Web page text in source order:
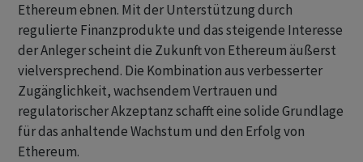
Ethereum ebnen. Mit der Unterstützung durch
regulierte Finanzprodukte und das steigende Interesse
der Anleger scheint die Zukunft von Ethereum äußerst
vielversprechend. Die Kombination aus verbesserter
Zugänglichkeit, wachsendem Vertrauen und
regulatorischer Akzeptanz schafft eine solide Grundlage
für das anhaltende Wachstum und den Erfolg von
Ethereum.